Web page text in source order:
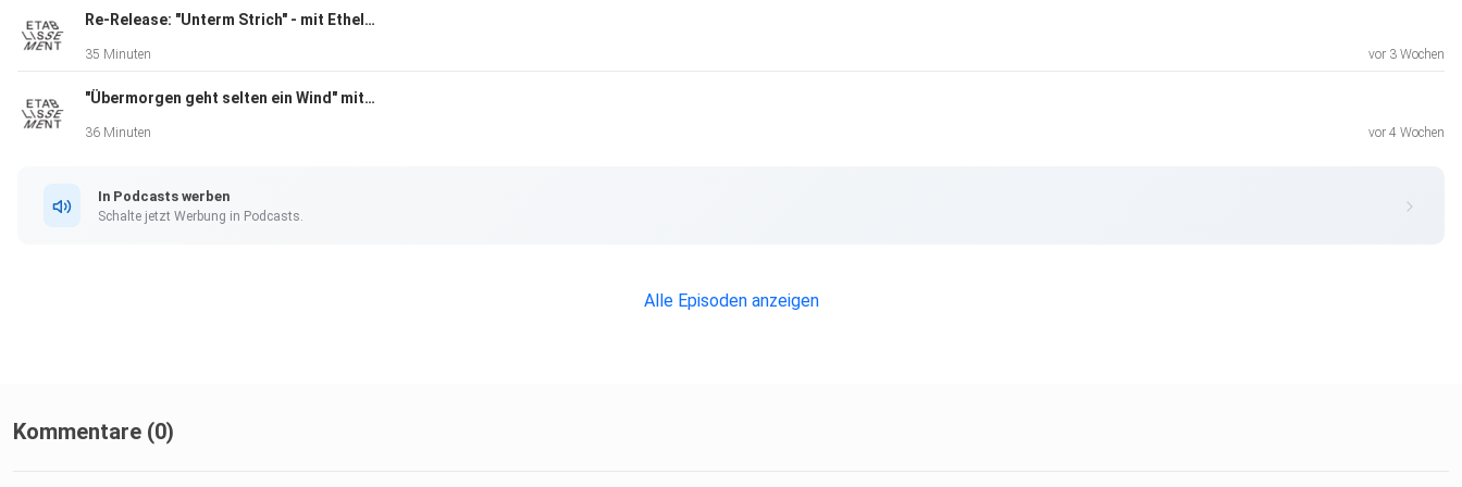
Re-Release: "Unterm Strich" - mit Ethel Matala
35 Minuten vor 3 Wochen
"Übermorgen geht selten ein Wind" mit Sabine Rinberger
36 Minuten vor 4 Wochen
In Podcasts werben
Schalte jetzt Werbung in Podcasts.
Alle Episoden anzeigen
Kommentare (0)